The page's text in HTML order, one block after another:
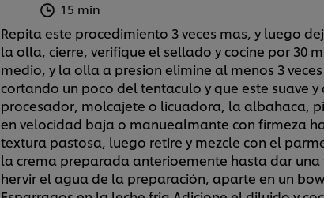
15 min
Repita este procedimiento 3 veces mas, y luego
la olla, cierre, verifique el sellado y cocine por 30
medio, y la olla a presion elimine al menos 3
cortando un poco del tentaculo y que este suave y
procesador, molcajete o licuadora, la albahaca,
en velocidad baja o manuealmante con firmeza
textura pastosa, luego retire y mezcle con el
la crema preparada anterioemente hasta dar
hervir el agua de la preparación, aparte en un